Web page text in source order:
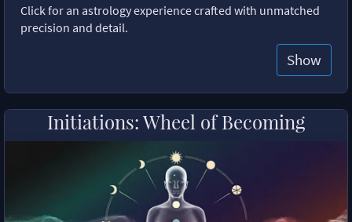
Click for an astrology experience crafted with unmatched
precision and detail.
Show
Initiations: Wheel of Becoming